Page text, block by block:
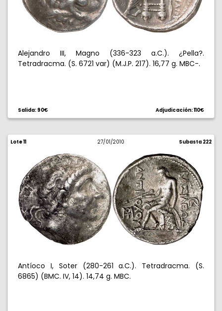
Alejandro III, Magno (336-323 a.C.). ¿Pella?.
Tetradracma. (S. 6721 var) (M.J.P. 217). 16,77 g. MBC-.
Salida: 90€ Adjudicación: 110€
Lote 11 27/01/2010 Subasta 222
Antíoco I, Soter (280-261 a.C.). Tetradracma. (S.
6865) (BMC. IV, 14). 14,74 g. MBC.